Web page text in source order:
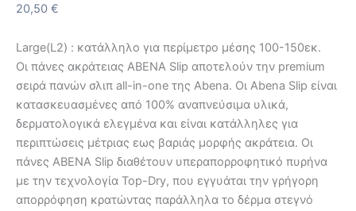
20,50 €
Large(L2) : κατάλληλο για περίμετρο μέσης 100-150εκ.
Οι πάνες ακράτειας ABENA Slip αποτελούν την premium
σειρά πανών σλιπ all-in-one της Abena. Οι Abena Slip είναι
κατασκευασμένες από 100% αναπνεύσιμα υλικά,
δερματολογικά ελεγμένα και είναι κατάλληλες για
περιπτώσεις μέτριας εως βαριάς μορφής ακράτεια. Οι
πάνες ABENA Slip διαθέτουν υπεραπορροφητικό πυρήνα
με την τεχνολογία Top-Dry, που εγγυάται την γρήγορη
απορρόφηση κρατώντας παράλληλα το δέρμα στεγνό